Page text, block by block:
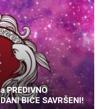
PREDIVNO
BIĆE SAVRŠENI!